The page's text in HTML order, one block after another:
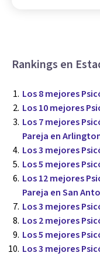
Rankings en
Los 8 mejores
Los 10 mejores
Los 7 mejores
Pareja en
Los 3 mejores
Los 5 mejores
Los 12 mejores
Pareja en San
Los 3 mejores
Los 2 mejores
Los 5 mejores
Los 3 mejores